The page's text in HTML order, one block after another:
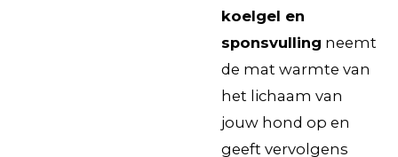
koelgel en
sponsvulling neemt
de mat warmte van
het lichaam van
jouw hond op en
geeft vervolgens